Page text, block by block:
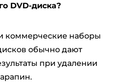
DVD-диска?
коммерческие наборы
обычно дают
при удалении